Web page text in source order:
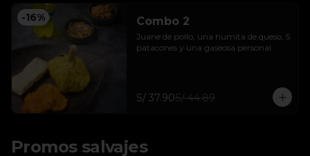
-16% Combo 2
Juane de pollo, una humita de queso, 5
patacones y una gaseosa personal.
S/ 37.90S/ 44.89
Promos salvajes